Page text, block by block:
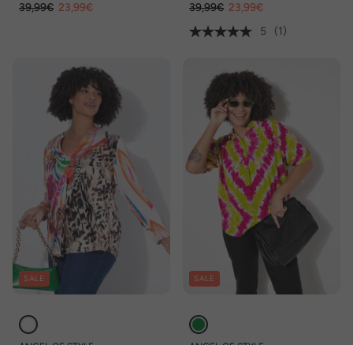
39,99€ 23,99€ 39,99€ 23,99€
5
(1)
SALE SALE